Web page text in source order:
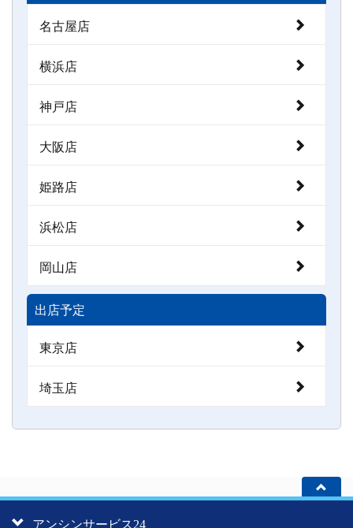
名古屋店
横浜店
神戸店
大阪店
姫路店
浜松店
岡山店
出店予定
東京店
埼玉店
アンシンサービス24